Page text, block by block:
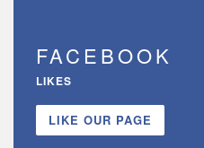
FACEBOOK
LIKES
LIKE OUR PAGE